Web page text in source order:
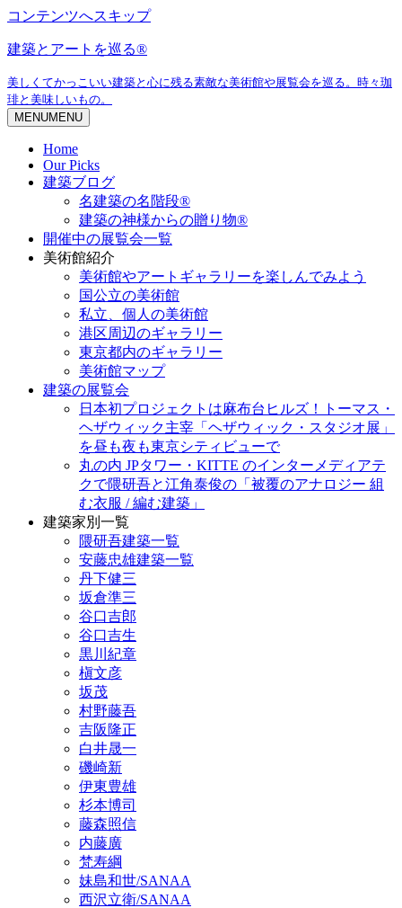
コンテンツへスキップ
建築とアートを巡る®
美しくてかっこいい建築と心に残る素敵な美術館や展覧会を巡る。時々珈
琲と美味しいもの。
MENUMENU
Home
Our Picks
建築ブログ
名建築の名階段®
建築の神様からの贈り物®
開催中の展覧会一覧
美術館紹介
美術館やアートギャラリーを楽しんでみよう
国公立の美術館
私立、個人の美術館
港区周辺のギャラリー
東京都内のギャラリー
美術館マップ
建築の展覧会
日本初プロジェクトは麻布台ヒルズ！トーマス・
ヘザウィック主宰「ヘザウィック・スタジオ展」
を昼も夜も東京シティビューで
丸の内 JPタワー・KITTE のインターメディアテ
クで隈研吾と江角泰俊の「被覆のアナロジー 組
む衣服 / 編む建築」
建築家別一覧
隈研吾建築一覧
安藤忠雄建築一覧
丹下健三
坂倉準三
谷口吉郎
谷口吉生
黒川紀章
槇文彦
坂茂
村野藤吾
吉阪隆正
白井晟一
磯崎新
伊東豊雄
杉本博司
藤森照信
内藤廣
梵寿綱
妹島和世/SANAA
西沢立衛/SANAA